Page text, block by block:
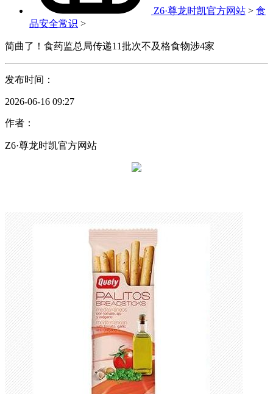
Z6·尊龙时凯官方网站 > 食
品安全常识 >
简曲了！食药监总局传递11批次不及格食物涉4家
发布时间：
2026-06-16 09:27
作者：
Z6·尊龙时凯官方网站